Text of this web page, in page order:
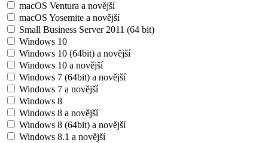
macOS Ventura a novější
macOS Yosemite a novější
Small Business Server 2011 (64 bit)
Windows 10
Windows 10 (64bit) a novější
Windows 10 a novější
Windows 7 (64bit) a novější
Windows 7 a novější
Windows 8
Windows 8 a novější
Windows 8 (64bit) a novější
Windows 8.1 a novější